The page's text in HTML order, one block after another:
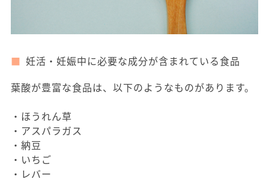
妊活・妊娠中に必要な成分が含まれている食品
葉酸が豊富な食品は、以下のようなものがあります。
・ほうれん草
・アスパラガス
・納豆
・いちご
・レバー